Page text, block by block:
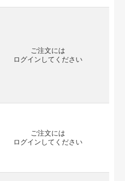
ご注文には
ログイン してください
ご注文には
ログイン してください